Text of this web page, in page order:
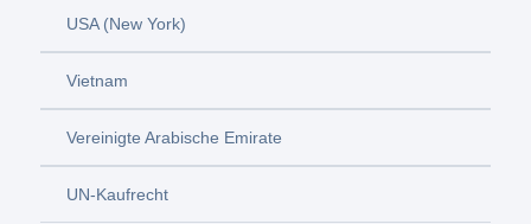
USA (New York)
Vietnam
Vereinigte Arabische Emirate
UN-Kaufrecht